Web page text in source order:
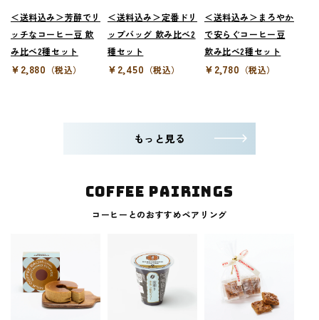
＜送料込み＞芳醇でリ
ッチなコーヒー豆 飲
み比べ2種セット
¥2,880 （税込）
＜送料込み＞定番ドリ
ップバッグ 飲み比べ2
種セット
¥2,450 （税込）
＜送料込み＞まろやか
で安らぐコーヒー豆
飲み比べ2種セット
¥2,780 （税込）
もっと見る
Coffee Pairings
コーヒーとのおすすめペアリング